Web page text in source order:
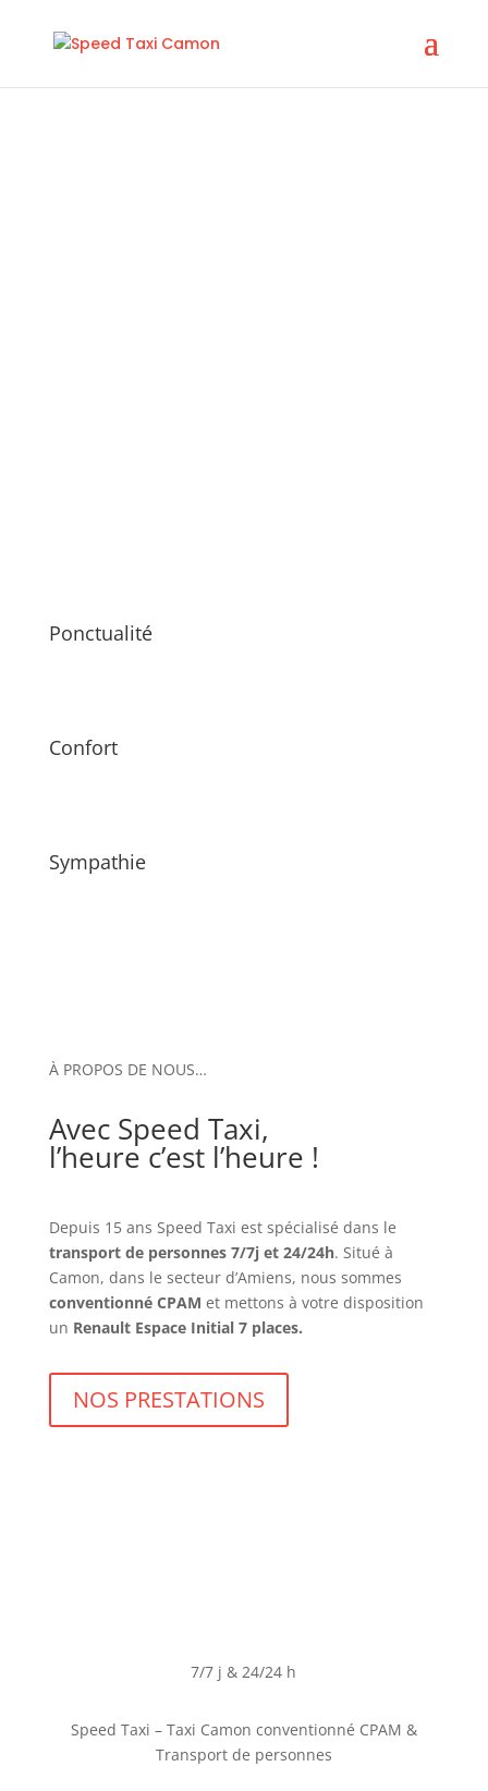
Ponctualité
Confort
Sympathie
À PROPOS DE NOUS…
Avec Speed Taxi,
l’heure c’est l’heure !
Depuis 15 ans Speed Taxi est spécialisé dans le
transport de personnes 7/7j et 24/24h. Situé à
Camon, dans le secteur d’Amiens, nous sommes
conventionné CPAM et mettons à votre disposition
un Renault Espace Initial 7 places.
NOS PRESTATIONS
7/7 j & 24/24 h
Speed Taxi – Taxi Camon conventionné CPAM &
Transport de personnes